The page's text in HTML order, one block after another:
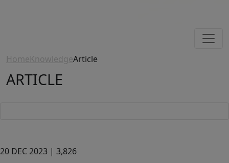
HomeKnowledgeArticle
ARTICLE
20 DEC 2023 | 3,826